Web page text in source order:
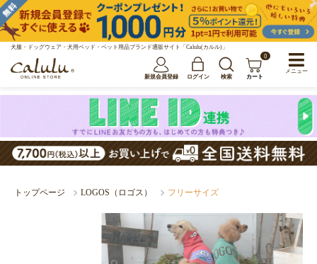
犬服・ドッグウェア・犬用ベッド・ペット用品ブランド通販サイト「Calulu(カルル)」
新規会員登録 ログイン 検索
0
カート
トップページ LOGOS（ロゴス） フリーサイズ
メニュー